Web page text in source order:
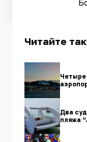
Читайте
Четыре
Два
пляжа